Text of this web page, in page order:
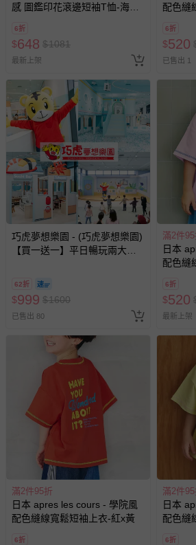
感 圖鑑印花滾邊短袖T恤-海邊
6折
$648 $1081
最新上架
配色縫
6折
$520
已售出 1
巧虎夢想樂園 - (巧虎夢想樂園)
【買一送一】平日暢玩兩大一
2026/10/16 正券逾期視同現金
券使用
62折
$999 $1600
已售出 80
滿2件95
日本
配色縫
6折
$520
最新上架
滿2件95折
日本 apres les cours - 學院風
配色縫線寬鬆短袖上衣-紅x黃
6折
滿2件95
日本
配色縫
6折